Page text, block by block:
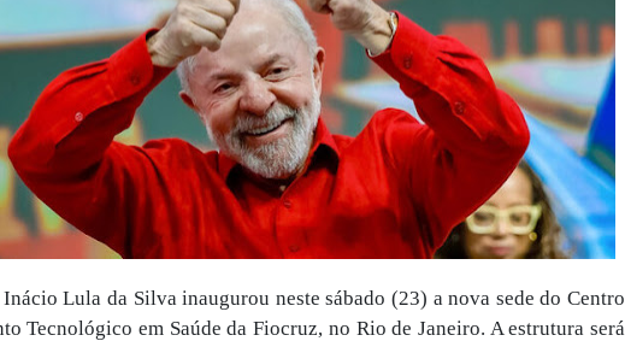
Lula da Silva inaugurou neste sábado (23) a nova sede do Centro
Tecnológico em Saúde da Fiocruz, no Rio de Janeiro. A estrutura será